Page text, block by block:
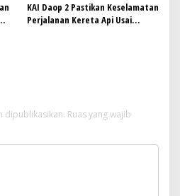
KAI Daop 2 Pastikan Keselamatan
Perjalanan Kereta Api Usai
dipublikasikan. Ruas yang wajib